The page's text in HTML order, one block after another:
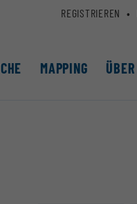
MAPPING ÜBER
REGISTRIEREN